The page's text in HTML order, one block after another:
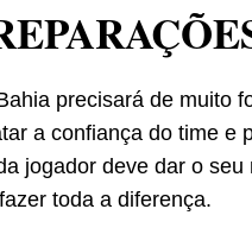
precisará de muito
a confiança do time e
jogador deve dar o
toda a diferença.